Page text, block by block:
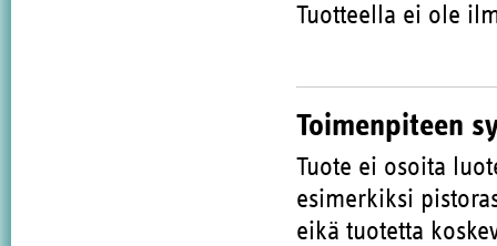
Tuotteella ei ole
Toimenpiteen
Tuote ei osoita
esimerkiksi
eikä tuotetta